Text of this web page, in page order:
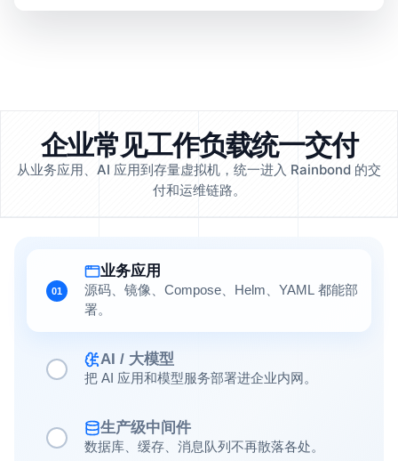
企业常见工作负载统一交付
从业务应用、AI 应用到存量虚拟机，统一进入 Rainbond 的交
付和运维链路。
01
业务应用
源码、镜像、Compose、Helm、YAML 都能部
署。
AI / 大模型
把 AI 应用和模型服务部署进企业内网。
生产级中间件
数据库、缓存、消息队列不再散落各处。